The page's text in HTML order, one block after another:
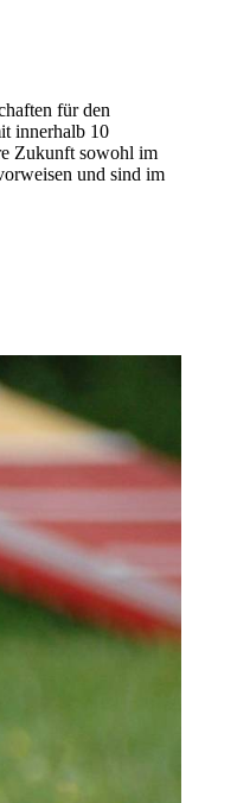
für den
innerhalb 10
Zukunft sowohl im
und sind im